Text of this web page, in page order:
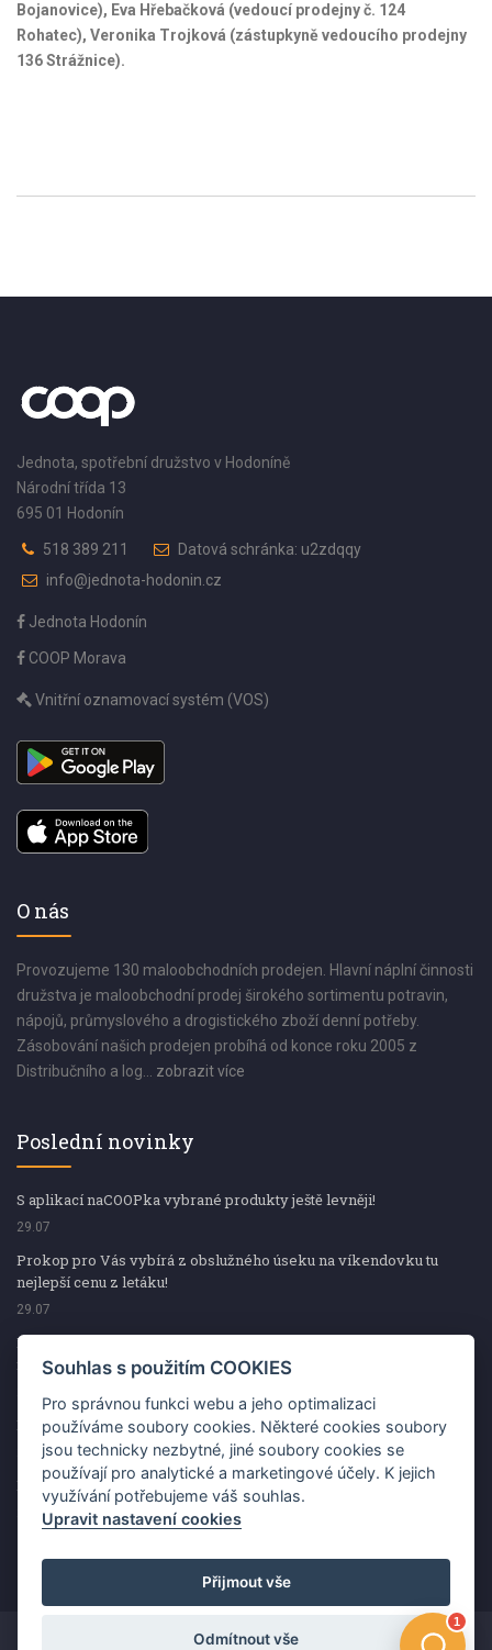
Bojanovice), Eva Hřebačková (vedoucí prodejny č. 124
Rohatec), Veronika Trojková (zástupkyně vedoucího prodejny
136 Strážnice).
Jednota, spotřební družstvo v Hodoníně
Národní třída 13
695 01 Hodonín
518 389 211
Datová schránka: u2zdqqy
info@jednota-hodonin.cz
Jednota Hodonín
COOP Morava
Vnitřní oznamovací systém (VOS)
O nás
Provozujeme 130 maloobchodních prodejen. Hlavní náplní činnosti
družstva je maloobchodní prodej širokého sortimentu potravin,
nápojů, průmyslového a drogistického zboží denní potřeby.
Zásobování našich prodejen probíhá od konce roku 2005 z
Distribučního a log... zobrazit více
Poslední novinky
S aplikací naCOOPka vybrané produkty ještě levněji!
29.07
Prokop pro Vás vybírá z obslužného úseku na víkendovku tu
nejlepší cenu z letáku!
29.07
Prokop pro Vás vybírá z obslužného úseku na víkendovku tu
nejlepší cenu z letáku!
Kup špekáčky od Váhaly a vyhraj s naCOOPkou sekerku Fiskars
29.07
Prokop pro Vás vybírá na víkendovku ty nejlepší ceny z letáku!
29.07
Copyright ©2026 Jednota, spotřební družstvo v Hodoníně
Souhlas s použitím COOKIES
Pro správnou funkci webu a jeho optimalizaci
používáme soubory cookies. Některé cookies soubory
jsou technicky nezbytné, jiné soubory cookies se
používají pro analytické a marketingové účely. K jejich
využívání potřebujeme váš souhlas.
Upravit nastavení cookies
Přijmout vše
Odmítnout vše